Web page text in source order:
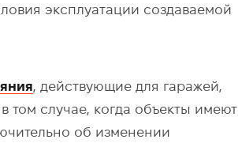
эксплуатации создаваемой
, действующие для гаражей,
том случае, когда объекты имеют
об изменении